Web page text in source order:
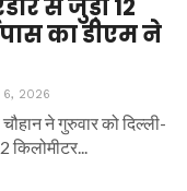
से जुड़ी 12
का डीएम ने
6, 2026
ने गुरुवार को दिल्ली-